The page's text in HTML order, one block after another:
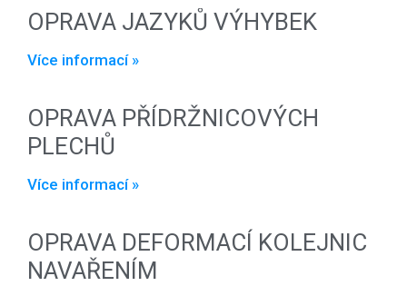
OPRAVA JAZYKŮ VÝHYBEK
Více informací »
OPRAVA PŘÍDRŽNICOVÝCH
PLECHŮ
Více informací »
OPRAVA DEFORMACÍ KOLEJNIC
NAVAŘENÍM